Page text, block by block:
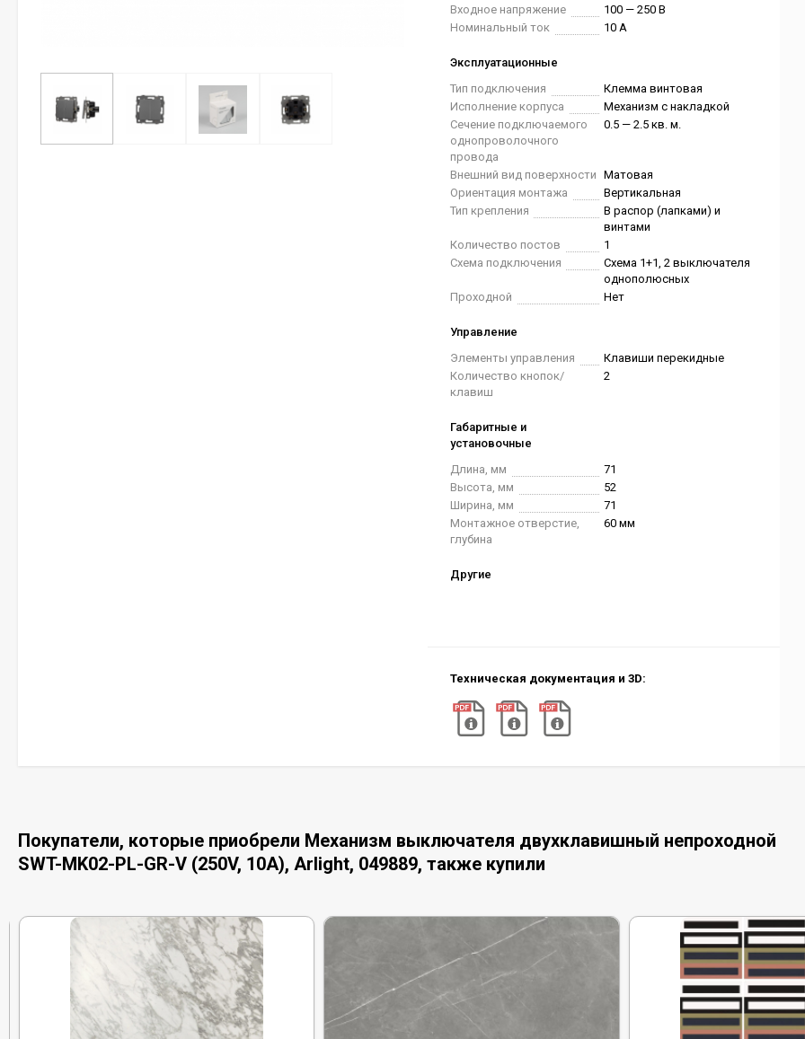
Входное напряжение
100 — 250 В
Номинальный ток
10 А
Эксплуатационные
Тип подключения
Клемма винтовая
Исполнение корпуса
Механизм с накладкой
Сечение подключаемого
однопроволочного
провода
0.5 — 2.5 кв. м.
Внешний вид поверхности
Матовая
Ориентация монтажа
Вертикальная
Тип крепления
В распор (лапками) и
винтами
Количество постов
1
Схема подключения
Схема 1+1, 2 выключателя
однополюсных
Проходной
Нет
Управление
Элементы управления
Клавиши перекидные
Количество кнопок/
клавиш
2
Габаритные и
установочные
Длина, мм
71
Высота, мм
52
Ширина, мм
71
Монтажное отверстие,
глубина
60 мм
Другие
Техническая документация и 3D:
Покупатели, которые приобрели Механизм выключателя двухклавишный непроходной
SWT-MK02-PL-GR-V (250V, 10A), Arlight, 049889, также купили